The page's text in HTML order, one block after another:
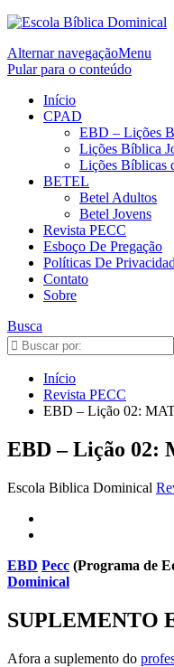
Alternar navegaçãoMenu
Pular para o conteúdo
Início
CPAD
EBD – Lições
Lições Bíblica
Lições Bíblicas
BETEL
Betel Adultos
Betel Jovens
Revista PECC
Esboço De Pregação
Políticas De
Contato
Sobre
Busca
Início
Revista PECC
EBD – Lição 02:
EBD – Lição 02:
Escola Biblica Dominical
EBD Pecc (Programa de
Dominical
SUPLEMENTO
Afora a suplemento do